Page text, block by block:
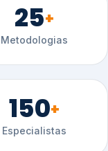
25+
Metodologias
150+
Especialistas